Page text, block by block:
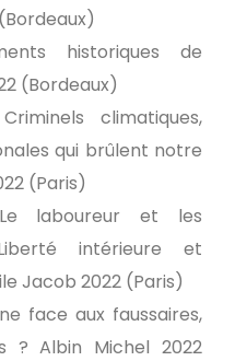
historiques de
(Bordeaux)
climatiques,
qui brûlent notre
(Paris)
laboureur et les
intérieure et
Jacob 2022 (Paris)
face aux faussaires,
? Albin Michel 2022